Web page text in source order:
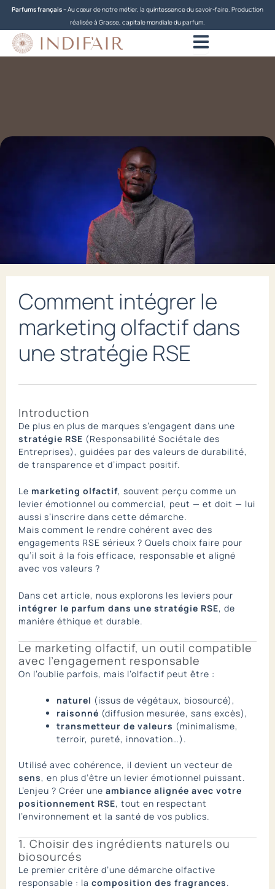
Aller
contenu
Parfums français– Au cœur de notre métier, la quintessence du savoir-faire. Production
réalisée à Grasse, capitale mondiale du parfum.
Comment intégrer le
marketing olfactif dans
une stratégie RSE
Introduction
De plus en plus de marques s’engagent dans une
stratégie RSE (Responsabilité Sociétale des
Entreprises), guidées par des valeurs de durabilité,
de transparence et d’impact positif.
Le marketing olfactif, souvent perçu comme un
levier émotionnel ou commercial, peut — et doit — lui
aussi s’inscrire dans cette démarche.
Mais comment le rendre cohérent avec des
engagements RSE sérieux ? Quels choix faire pour
qu’il soit à la fois efficace, responsable et aligné
avec vos valeurs ?
Dans cet article, nous explorons les leviers pour
intégrer le parfum dans une stratégie RSE, de
manière éthique et durable.
Le marketing olfactif, un outil compatible
avec l’engagement responsable
On l’oublie parfois, mais l’olfactif peut être :
naturel (issus de végétaux, biosourcé),
raisonné (diffusion mesurée, sans excès),
transmetteur de valeurs (minimalisme,
terroir, pureté, innovation…).
Utilisé avec cohérence, il devient un vecteur de
sens, en plus d’être un levier émotionnel puissant.
L’enjeu ? Créer une ambiance alignée avec votre
positionnement RSE, tout en respectant
l’environnement et la santé de vos publics.
1. Choisir des ingrédients naturels ou
biosourcés
Le premier critère d’une démarche olfactive
responsable : la composition des fragrances.